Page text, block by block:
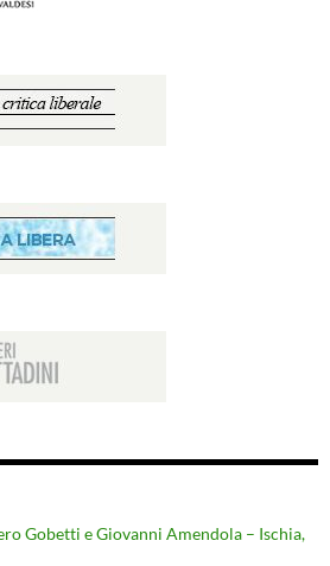
Gobetti e Giovanni Amendola – Ischia,